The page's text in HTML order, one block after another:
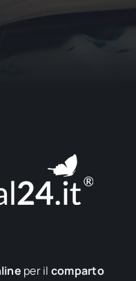
per il comparto